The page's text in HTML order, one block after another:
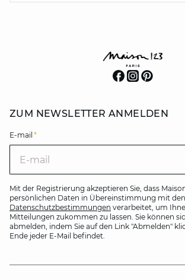
ZUM NEWSLETTER ANMELDEN
E-mail *
Mit der Registrierung akzeptieren Sie, dass
persönlichen Daten in Übereinstimmung mit den
Datenschutzbestimmungen verarbeitet, um
Mitteilungen zukommen zu lassen. Sie können
abmelden, indem Sie auf den Link "Abmelden"
Ende jeder E-Mail befindet.